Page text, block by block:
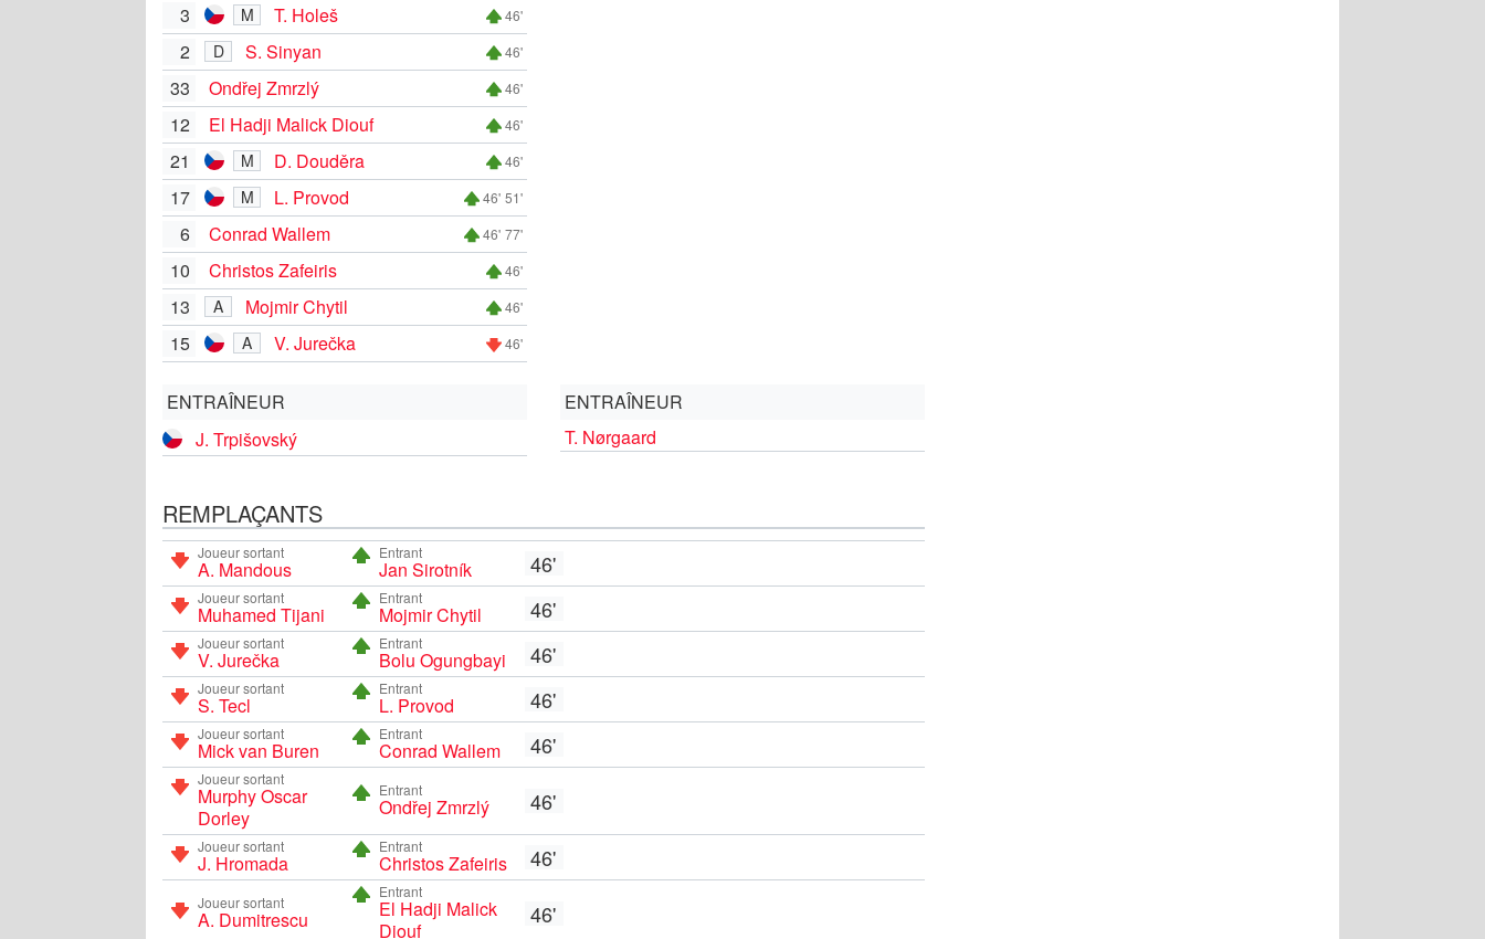
3 M T. Holeš 46'
2 D S. Sinyan 46'
33 Ondřej Zmrzlý 46'
12 El Hadji Malick Diouf 46'
21 M D. Douděra 46'
17 M L. Provod 46' 51'
6 Conrad Wallem 46' 77'
10 Christos Zafeiris 46'
13 A Mojmir Chytil 46'
15 A V. Jurečka 46'
ENTRAÎNEUR
J. Trpišovský
ENTRAÎNEUR
T. Nørgaard
REMPLAÇANTS
Joueur sortant
A. Mandous
Entrant
Jan Sirotník 46'
Joueur sortant
Muhamed Tijani
Entrant
Mojmir Chytil 46'
Joueur sortant
V. Jurečka
Entrant
Bolu Ogungbayi 46'
Joueur sortant
S. Tecl
Entrant
L. Provod 46'
Joueur sortant
Mick van Buren
Entrant
Conrad Wallem 46'
Joueur sortant
Murphy Oscar
Dorley
Entrant
Ondřej Zmrzlý 46'
Joueur sortant
J. Hromada
Entrant
Christos Zafeiris 46'
Joueur sortant
A. Dumitrescu
Entrant
El Hadji Malick
Diouf
46'